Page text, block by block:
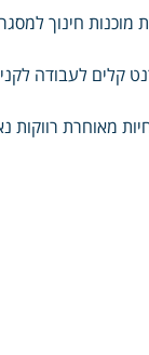
חינוך
קלים לעבודה
מאוחרת רווקות